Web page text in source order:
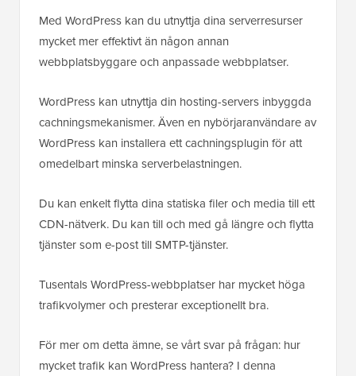
Med WordPress kan du utnyttja dina serverresurser
mycket mer effektivt än någon annan
webbplatsbyggare och anpassade webbplatser.
WordPress kan utnyttja din hosting-servers inbyggda
cachningsmekanismer. Även en nybörjaranvändare av
WordPress kan installera ett cachningsplugin för att
omedelbart minska serverbelastningen.
Du kan enkelt flytta dina statiska filer och media till ett
CDN-nätverk. Du kan till och med gå längre och flytta
tjänster som e-post till SMTP-tjänster.
Tusentals WordPress-webbplatser har mycket höga
trafikvolymer och presterar exceptionellt bra.
För mer om detta ämne, se vårt svar på frågan: hur
mycket trafik kan WordPress hantera? I denna